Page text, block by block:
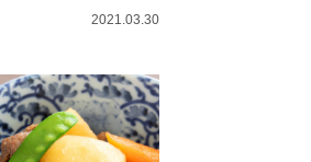
2021.03.30